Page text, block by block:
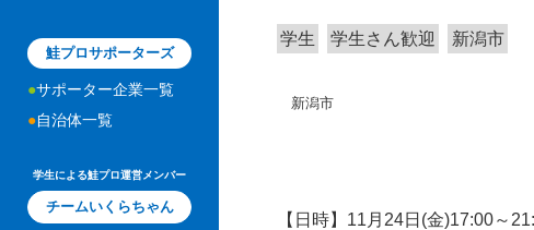
鮭プロサポーターズ
サポーター企業一覧
自治体一覧
学生による鮭プロ運営メンバー
チームいくらちゃん
学生 学生さん歓迎 新潟市
新潟市
【日時】11月24日(金)17:00～